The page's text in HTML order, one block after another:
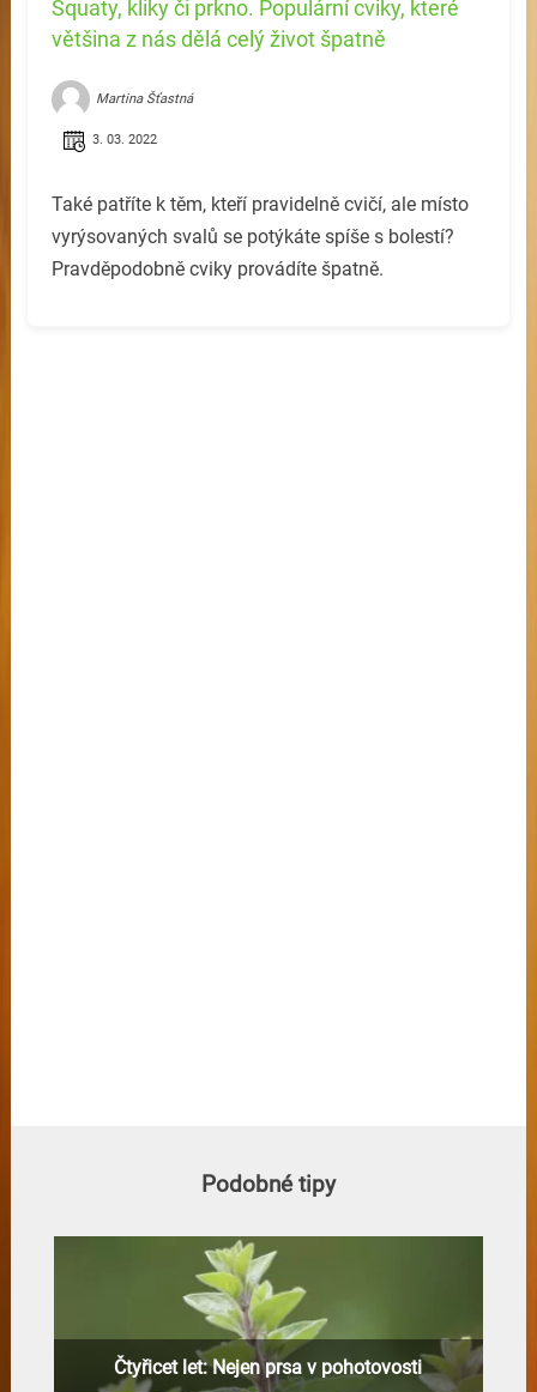
Squaty, kliky či prkno. Populární cviky, které
většina z nás dělá celý život špatně
Martina Šťastná
3. 03. 2022
Také patříte k těm, kteří pravidelně cvičí, ale místo
vyrýsovaných svalů se potýkáte spíše s bolestí?
Pravděpodobně cviky provádíte špatně.
Podobné tipy
Čtyřicet let: Nejen prsa v pohotovosti